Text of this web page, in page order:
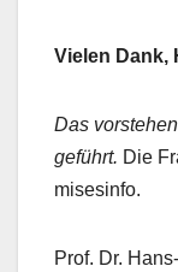
Vielen Dank,
Das
geführt. Die
misesinfo.
Prof. Dr.